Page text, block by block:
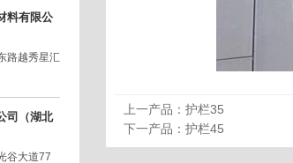
料有限公
路越秀星汇
司（湖北
谷大道77
上一产品： 护栏35
下一产品： 护栏45